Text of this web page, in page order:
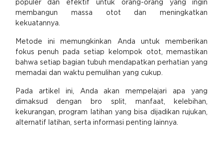
populer dan efektif untuk orang-orang yang ingin
membangun massa otot dan meningkatkan
kekuatannya.
Metode ini memungkinkan Anda untuk memberikan
fokus penuh pada setiap kelompok otot, memastikan
bahwa setiap bagian tubuh mendapatkan perhatian yang
memadai dan waktu pemulihan yang cukup.
Pada artikel ini, Anda akan mempelajari apa yang
dimaksud dengan bro split, manfaat, kelebihan,
kekurangan, program latihan yang bisa dijadikan rujukan,
alternatif latihan, serta informasi penting lainnya.